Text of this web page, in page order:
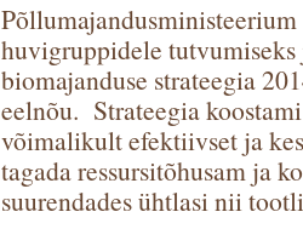
huvigruppidele tutvumiseks
biomajanduse strateegia
eelnõu. Strateegia
võimalikult efektiivset ja
tagada ressursitõhusam ja
suurendades ühtlasi nii